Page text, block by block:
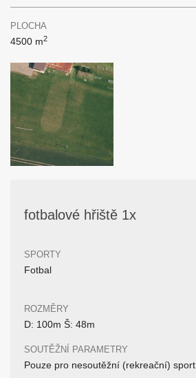
PLOCHA
4500 m2
fotbalové hřiště 1x
SPORTY
Fotbal
ROZMĚRY
D: 100m Š: 48m
SOUTĚŽNÍ PARAMETRY
Pouze pro nesoutěžní (rekreační) sport